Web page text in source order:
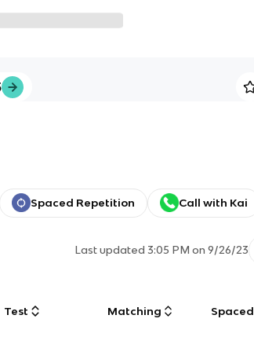
Spaced Repetition Call with Kai
Last updated3:05 PM on 9/26/23
Test Matching Spaced